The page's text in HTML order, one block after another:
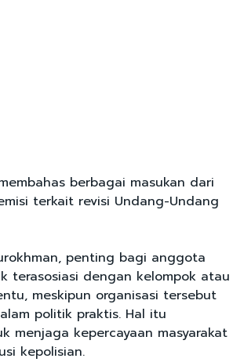
berbagai masukan dari
terkait revisi Undang-Undang
penting bagi anggota
terasosiasi dengan kelompok atau
meskipun organisasi tersebut
politik praktis. Hal itu
menjaga kepercayaan masyarakat
kepolisian.